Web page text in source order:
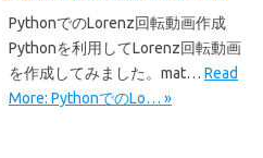
PythonでのLorenz回転動画作成
Pythonを利用してLorenz回転動画
を作成してみました。mat… Read
More: PythonでのLo… »